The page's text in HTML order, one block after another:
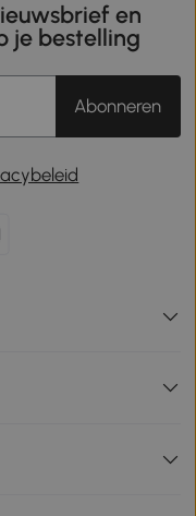
en
je bestelling
Abonneren